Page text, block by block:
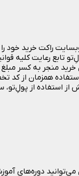
راکت خرید خود
تابع رعایت کلیه
خرید منجر به کسر
همزمان از کد
از استفاده از پولِ‌تو،